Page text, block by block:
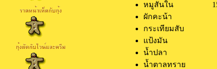
หมูสันใน
ผักคะน้า 3
กระเทียมสับ 1
แป้งมัน 3 ช้
น้ำปลา 1 ช้
น้ำตาลทราย